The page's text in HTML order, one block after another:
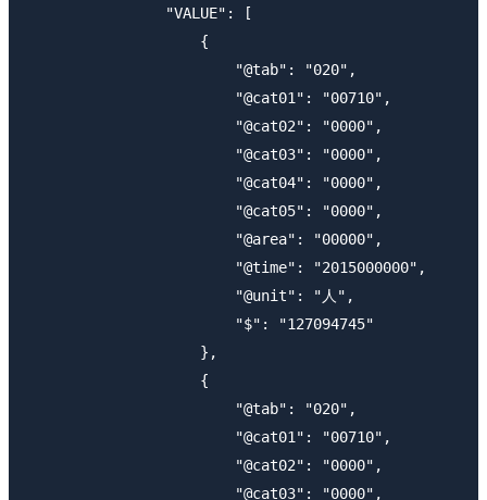
                "VALUE": [
                    {
                        "@tab": "020",
                        "@cat01": "00710",
                        "@cat02": "0000",
                        "@cat03": "0000",
                        "@cat04": "0000",
                        "@cat05": "0000",
                        "@area": "00000",
                        "@time": "2015000000",
                        "@unit": "人",
                        "$": "127094745"
                    },
                    {
                        "@tab": "020",
                        "@cat01": "00710",
                        "@cat02": "0000",
                        "@cat03": "0000",